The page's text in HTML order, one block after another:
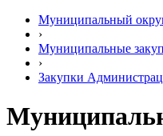
Муниципальный
›
Муниципальные
›
Закупки